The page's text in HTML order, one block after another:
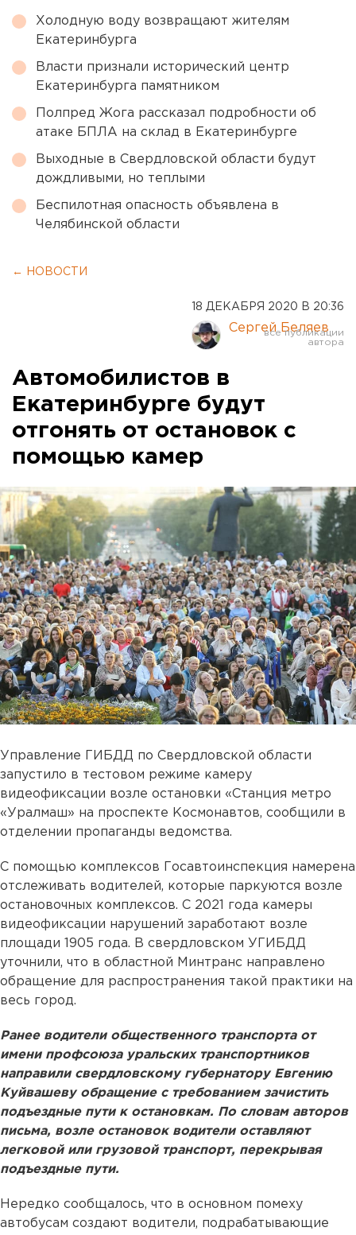
Холодную воду возвращают жителям
Екатеринбурга
Власти признали исторический центр
Екатеринбурга памятником
Полпред Жога рассказал подробности об
атаке БПЛА на склад в Екатеринбурге
Выходные в Свердловской области будут
дождливыми, но теплыми
Беспилотная опасность объявлена в
Челябинской области
← НОВОСТИ
18 ДЕКАБРЯ 2020 В 20:36
Сергей Беляев
Автомобилистов в
Екатеринбурге будут
отгонять от остановок с
помощью камер
Управление ГИБДД по Свердловской области
запустило в тестовом режиме камеру
видеофиксации возле остановки «Станция метро
«Уралмаш» на проспекте Космонавтов, сообщили в
отделении пропаганды ведомства.
С помощью комплексов Госавтоинспекция намерена
отслеживать водителей, которые паркуются возле
остановочных комплексов. С 2021 года камеры
видеофиксации нарушений заработают возле
площади 1905 года. В свердловском УГИБДД
уточнили, что в областной Минтранс направлено
обращение для распространения такой практики на
весь город.
Ранее водители общественного транспорта от
имени профсоюза уральских транспортников
направили свердловскому губернатору Евгению
Куйвашеву обращение с требованием зачистить
подъездные пути к остановкам. По словам авторов
письма, возле остановок водители оставляют
легковой или грузовой транспорт, перекрывая
подъездные пути.
Нередко сообщалось, что в основном помеху
автобусам создают водители, подрабатывающие